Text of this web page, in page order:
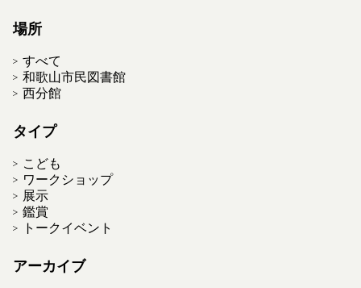
場所
すべて
和歌山市民図書館
西分館
タイプ
こども
ワークショップ
展示
鑑賞
トークイベント
アーカイブ